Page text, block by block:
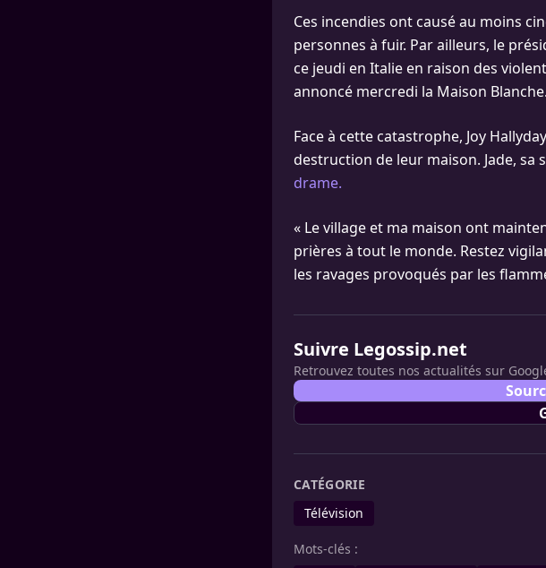
Ces incendies ont causé au moins
personnes à fuir. Par ailleurs, le
ce jeudi en Italie en raison des
annoncé mercredi la Maison Blanche.
Face à cette catastrophe, Joy
destruction de leur maison. Jade, sa
drame.
« Le village et ma maison ont
prières à tout le monde. Restez
les ravages provoqués par les
Suivre Legossip.net
Retrouvez toutes nos actualités sur
CATÉGORIE
Télévision
Mots-clés :